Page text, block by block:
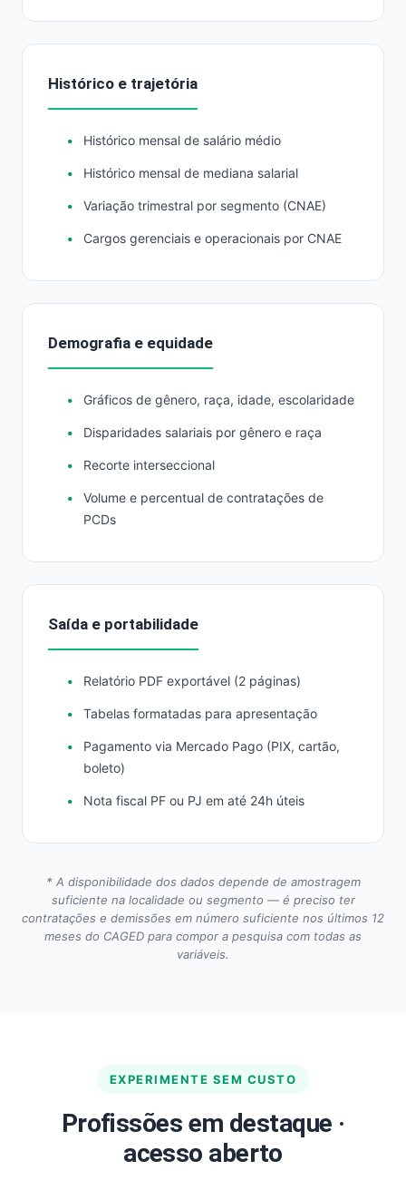
Histórico e trajetória
Histórico mensal de salário médio
Histórico mensal de mediana salarial
Variação trimestral por segmento (CNAE)
Cargos gerenciais e operacionais por CNAE
Demografia e equidade
Gráficos de gênero, raça, idade, escolaridade
Disparidades salariais por gênero e raça
Recorte interseccional
Volume e percentual de contratações de
PCDs
Saída e portabilidade
Relatório PDF exportável (2 páginas)
Tabelas formatadas para apresentação
Pagamento via Mercado Pago (PIX, cartão,
boleto)
Nota fiscal PF ou PJ em até 24h úteis
* A disponibilidade dos dados depende de amostragem
suficiente na localidade ou segmento — é preciso ter
contratações e demissões em número suficiente nos últimos 12
meses do CAGED para compor a pesquisa com todas as
variáveis.
EXPERIMENTE SEM CUSTO
Profissões em destaque ·
acesso aberto